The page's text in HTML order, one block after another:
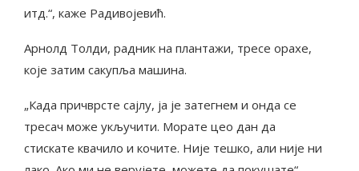
итд.“, каже Радивојевић.
Арнолд Толди, радник на плантажи, тресе орахе,
које затим сакупља машина.
„Када причврсте сајлу, ја је затегнем и онда се
тресач може укључити. Морате цео дан да
стискате квачило и кочите. Није тешко, али није ни